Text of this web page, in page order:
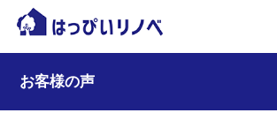
お客様の声